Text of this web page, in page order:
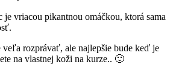
je vriacou pikantnou omáčkou, ktorá sama
veľa rozprávať, ale najlepšie bude keď je
na vlastnej koži na kurze.. 🙂